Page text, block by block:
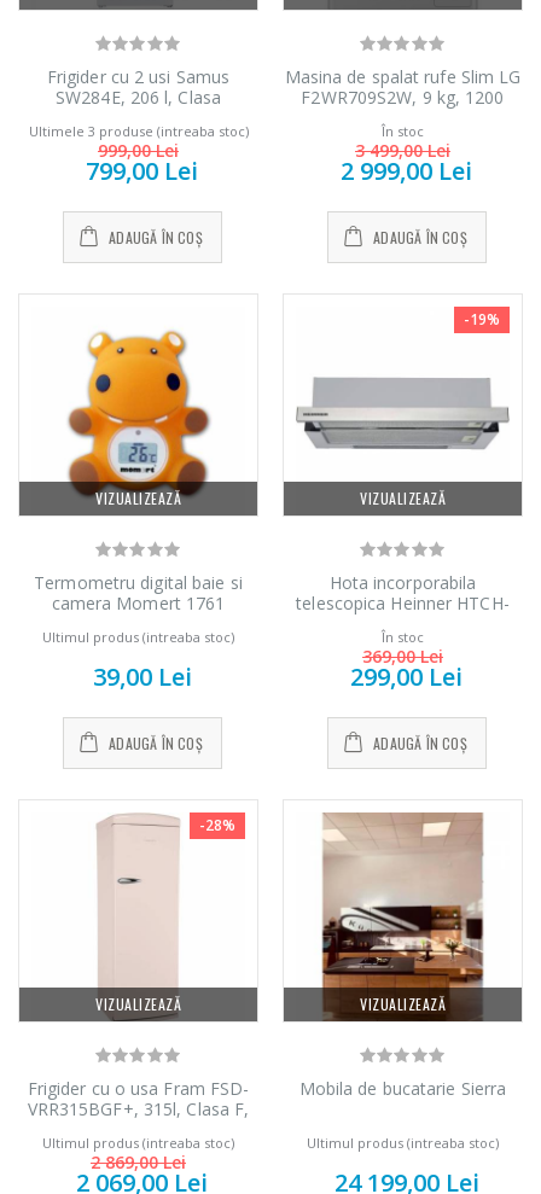
Frigider cu 2 usi Samus
SW284E, 206 l, Clasa
Ultimele 3 produse (intreaba stoc)
999,00 Lei
799,00 Lei
ADAUGĂ ÎN COȘ
Masina de spalat rufe Slim LG
F2WR709S2W, 9 kg, 1200
rpm, Clasa A, Motor Direct
Drive, WiFi ,TurboWash,
Smart Diagnosis, Alb
În stoc
3 499,00 Lei
2 999,00 Lei
ADAUGĂ ÎN COȘ
VIZUALIZEAZĂ
Termometru digital baie si
camera Momert 1761
Ultimul produs (intreaba stoc)
39,00 Lei
ADAUGĂ ÎN COȘ
VIZUALIZEAZĂ
-19%
Hota incorporabila
telescopica Heinner HTCH-
440FS, Putere de absorbtie
325 mc/h, 1 motor, 60 cm,
Inox
În stoc
369,00 Lei
299,00 Lei
ADAUGĂ ÎN COȘ
VIZUALIZEAZĂ
-28%
Frigider cu o usa Fram FSD-
VRR315BGF+, 315l, Clasa F,
176.9 cm, Crem
Ultimul produs (intreaba stoc)
2 869,00 Lei
2 069,00 Lei
VIZUALIZEAZĂ
Mobila de bucatarie Sierra
Ultimul produs (intreaba stoc)
24 199,00 Lei
Espressor
automat Heinner
...
799,00 Lei
-25%
cu filtru ...
Masina de tocat
carne NobeLTek
...
199,00 Lei
-18%
Heinner HHB-
DC1000SSBK ...
139,00 Lei